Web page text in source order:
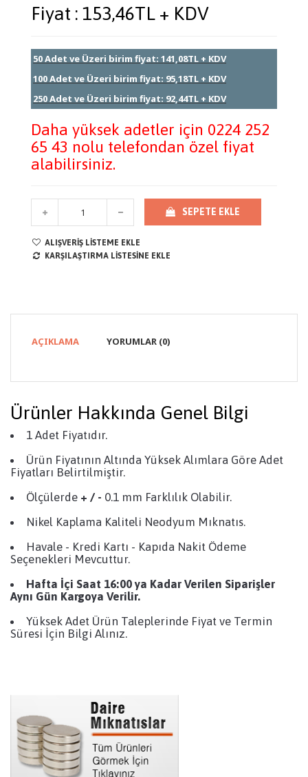
Fiyat : 153,46TL + KDV
50 Adet ve Üzeri birim fiyat: 141,08TL + KDV
100 Adet ve Üzeri birim fiyat: 95,18TL + KDV
250 Adet ve Üzeri birim fiyat: 92,44TL + KDV
Daha yüksek adetler için 0224 252
65 43 nolu telefondan özel fiyat
alabilirsiniz.
SEPETE EKLE
ALIŞVERIŞ LISTEME EKLE
KARŞILAŞTIRMA LISTESINE EKLE
AÇIKLAMA YORUMLAR (0)
Ürünler Hakkında Genel Bilgi
1 Adet Fiyatıdır.
Ürün Fiyatının Altında Yüksek Alımlara Göre Adet
Fiyatları Belirtilmiştir.
Ölçülerde + / - 0.1 mm Farklılık Olabilir.
Nikel Kaplama Kaliteli Neodyum Mıknatıs.
Havale - Kredi Kartı - Kapıda Nakit Ödeme
Seçenekleri Mevcuttur.
Hafta İçi Saat 16:00 ya Kadar Verilen Siparişler
Aynı Gün Kargoya Verilir.
Yüksek Adet Ürün Taleplerinde Fiyat ve Termin
Süresi İçin Bilgi Alınız.